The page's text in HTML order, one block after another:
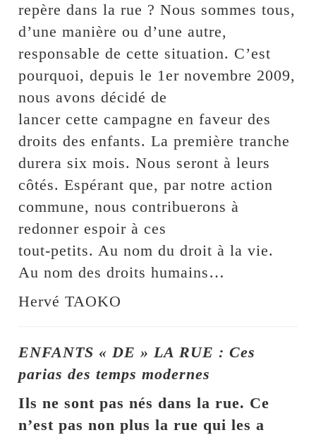
repère dans la rue ? Nous sommes tous,
d’une manière ou d’une autre,
responsable de cette situation. C’est
pourquoi, depuis le 1er novembre 2009,
nous avons décidé de
lancer cette campagne en faveur des
droits des enfants. La première tranche
durera six mois. Nous seront à leurs
côtés. Espérant que, par notre action
commune, nous contribuerons à
redonner espoir à ces
tout-petits. Au nom du droit à la vie.
Au nom des droits humains…
Hervé TAOKO
ENFANTS « DE » LA RUE : Ces
parias des temps modernes
Ils ne sont pas nés dans la rue. Ce
n’est pas non plus la rue qui les a